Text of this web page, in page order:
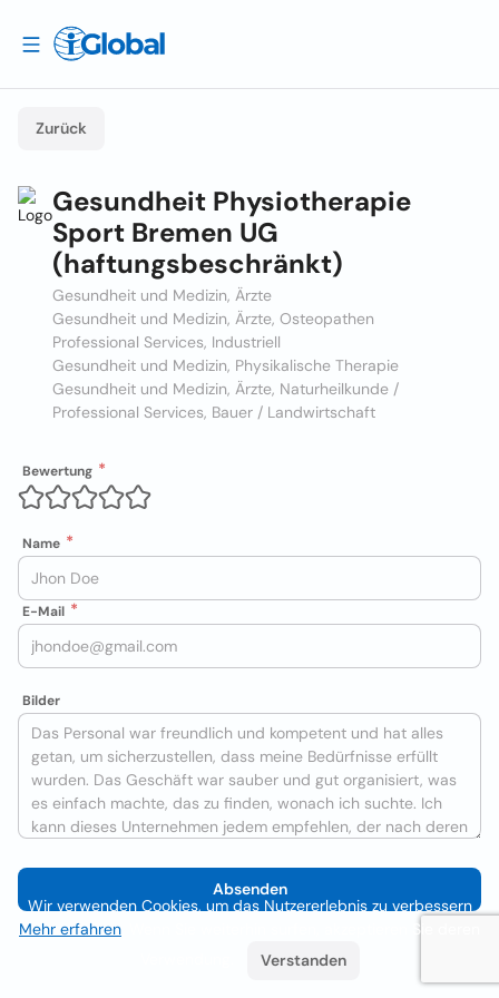
Zurück
Gesundheit Physiotherapie
Sport Bremen UG
(haftungsbeschränkt)
Gesundheit und Medizin, Ärzte
Gesundheit und Medizin, Ärzte, Osteopathen
Professional Services, Industriell
Gesundheit und Medizin, Physikalische Therapie
Gesundheit und Medizin, Ärzte, Naturheilkunde /
Professional Services, Bauer / Landwirtschaft
Bewertung
Name
E-Mail
Bilder
Absenden
Wir verwenden Cookies, um das Nutzererlebnis zu verbessern
Mehr erfahren . Wenn Sie weiterhin surfen, akzeptieren Sie deren
Verstanden